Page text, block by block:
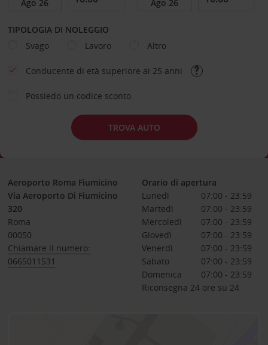
TIPOLOGIA DI NOLEGGIO
Svago
Lavoro Altro
Conducente di età superiore ai 25 anni
Possiedo un codice sconto
TROVA AUTO
Aeroporto Roma Fiumicino
Via Aeroporto Di Fiumicino
320
Roma
00050
Chiamare il numero:
0665011531
Orario di apertura
Lunedì
07:00 - 23:59
Martedì
07:00 - 23:59
Mercoledì
07:00 - 23:59
Giovedì
07:00 - 23:59
Venerdì
07:00 - 23:59
Sabato
07:00 - 23:59
Domenica
07:00 - 23:59
Riconsegna 24 ore su 24